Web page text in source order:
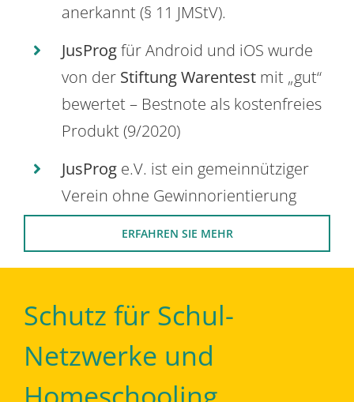
anerkannt (§ 11 JMStV).
JusProgfür Android und iOS wurde
von der Stiftung Warentest mit „gut“
bewertet – Bestnote als kostenfreies
Produkt (9/2020)
JusProg e.V. ist ein gemeinnütziger
Verein ohne Gewinnorientierung
ERFAHREN SIE MEHR
Schutz für Schul-
Netzwerke und